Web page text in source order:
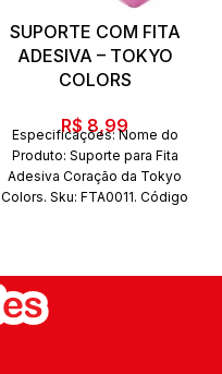
SUPORTE COM FITA
ADESIVA – TOKYO
COLORS
R$ 8,99
Especificações: Nome do
Produto: Suporte para Fita
Adesiva Coração da Tokyo
Colors. Sku: FTA0011. Código
Conteúdo da embalagem: 01
Suporte para Fita Adesiva e 01
Fita adesiva. Quantidade de